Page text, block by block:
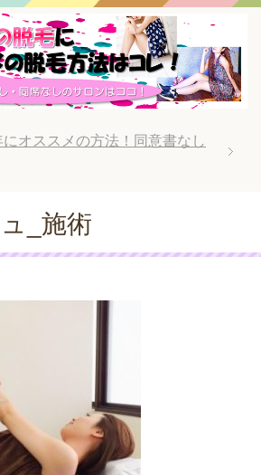
オススメの方法！同意書なし
_施術